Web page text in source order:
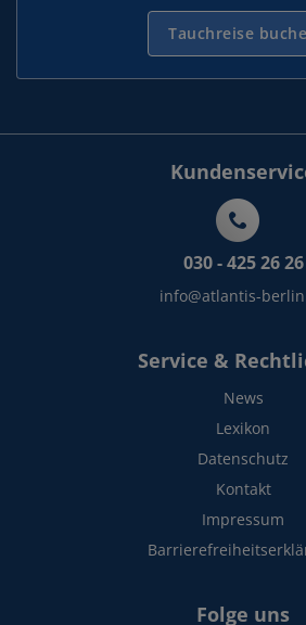
Tauchreise
030 - 425 26 26
info@atlantis-
Service &
News
Lexikon
Datenschutz
Kontakt
Impressum
Folge uns